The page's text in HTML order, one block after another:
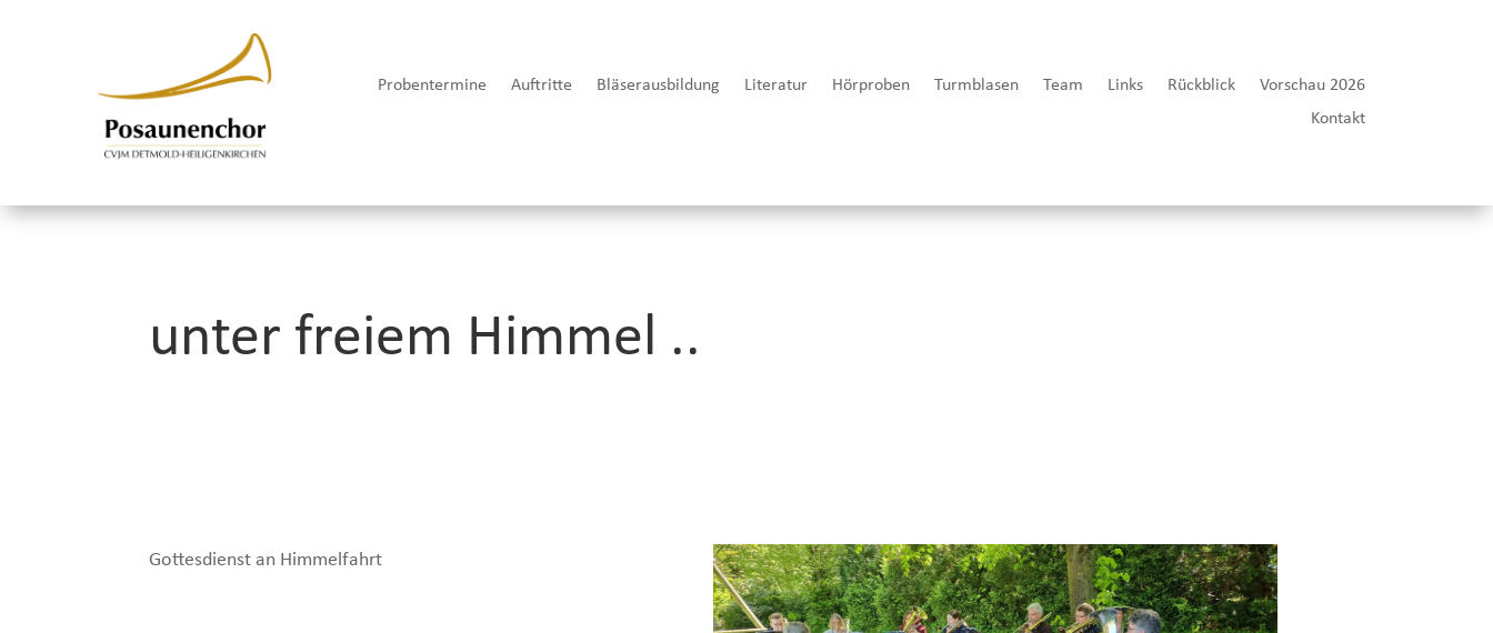
Probentermine Auftritte Bläserausbildung Literatur Hörproben Turmblasen Team Links Rückblick
Vorschau 2026
Kontakt
unter freiem Himmel ..
Gottesdienst an Himmelfahrt